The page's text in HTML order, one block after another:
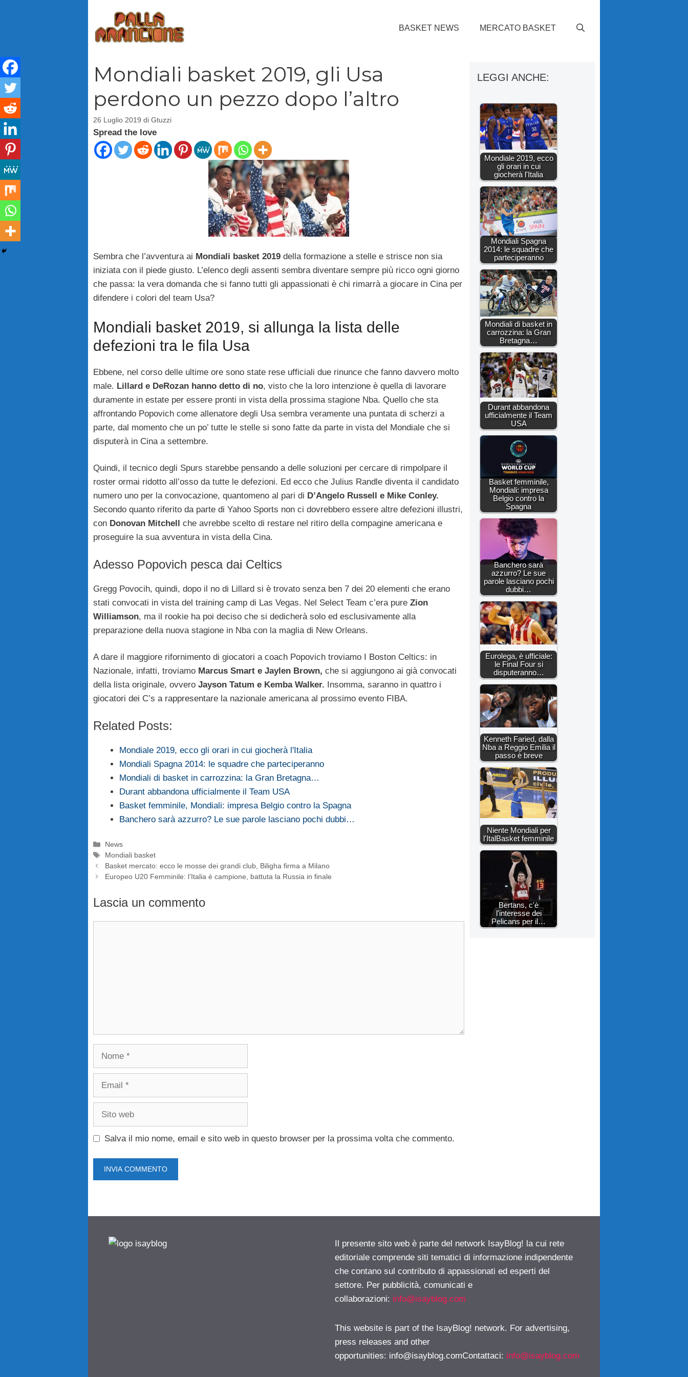
BASKET NEWS MERCATO BASKET
Mondiali basket 2019, gli Usa
perdono un pezzo dopo l’altro
26 Luglio 2019 di Gtuzzi
Spread the love
Sembra che l’avventura ai Mondiali basket 2019 della formazione a stelle e strisce non sia
iniziata con il piede giusto. L’elenco degli assenti sembra diventare sempre più ricco ogni giorno
che passa: la vera domanda che si fanno tutti gli appassionati è chi rimarrà a giocare in Cina per
difendere i colori del team Usa?
Mondiali basket 2019, si allunga la lista delle
defezioni tra le fila Usa
Ebbene, nel corso delle ultime ore sono state rese ufficiali due rinunce che fanno davvero molto
male. Lillard e DeRozan hanno detto di no, visto che la loro intenzione è quella di lavorare
duramente in estate per essere pronti in vista della prossima stagione Nba. Quello che sta
affrontando Popovich come allenatore degli Usa sembra veramente una puntata di scherzi a
parte, dal momento che un po’ tutte le stelle si sono fatte da parte in vista del Mondiale che si
disputerà in Cina a settembre.
Quindi, il tecnico degli Spurs starebbe pensando a delle soluzioni per cercare di rimpolpare il
roster ormai ridotto all’osso da tutte le defezioni. Ed ecco che Julius Randle diventa il candidato
numero uno per la convocazione, quantomeno al pari di D’Angelo Russell e Mike Conley.
Secondo quanto riferito da parte di Yahoo Sports non ci dovrebbero essere altre defezioni illustri,
con Donovan Mitchell
che avrebbe scelto di restare nel ritiro della compagine americana e
proseguire la sua avventura in vista della Cina.
Adesso Popovich pesca dai Celtics
Gregg Povocih, quindi, dopo il no di Lillard si è trovato senza ben 7 dei 20 elementi che erano
stati convocati in vista del training camp di Las Vegas. Nel Select Team c’era pure Zion
Williamson, ma il rookie ha poi deciso che si dedicherà solo ed esclusivamente alla
preparazione della nuova stagione in Nba con la maglia di New Orleans.
A dare il maggiore rifornimento di giocatori a coach Popovich troviamo I Boston Celtics: in
Nazionale, infatti, troviamo Marcus Smart e Jaylen Brown, che si aggiungono ai già convocati
della lista originale, ovvero Jayson Tatum e Kemba Walker. Insomma, saranno in quattro i
giocatori dei C’s a rappresentare la nazionale americana al prossimo evento FIBA.
Related Posts:
Mondiale 2019, ecco gli orari in cui giocherà l'Italia
Mondiali Spagna 2014: le squadre che parteciperanno
Mondiali di basket in carrozzina: la Gran Bretagna…
Durant abbandona ufficialmente il Team USA
Basket femminile, Mondiali: impresa Belgio contro la Spagna
Banchero sarà azzurro? Le sue parole lasciano pochi dubbi…
Categorie
News
Tag
Mondiali basket
Basket mercato: ecco le mosse dei grandi club, Biligha firma a Milano
Europeo U20 Femminile: l’Italia è campione, battuta la Russia in finale
Lascia un commento
Nome
Email
Sito
Salva il mio nome, email e sito web in questo browser per la prossima volta che commento.
LEGGI ANCHE:
Mondiale 2019, ecco
gli orari in cui
giocherà l'Italia
Mondiali Spagna
2014: le squadre che
parteciperanno
Mondiali di basket in
carrozzina: la Gran
Bretagna…
Durant abbandona
ufficialmente il Team
USA
Basket femminile,
Mondiali: impresa
Belgio contro la
Spagna
Banchero sarà
azzurro? Le sue
parole lasciano pochi
dubbi…
Eurolega, è ufficiale:
le Final Four si
disputeranno…
Kenneth Faried, dalla
Nba a Reggio Emilia il
passo è breve
Niente Mondiali per
l'ItalBasket femminile
Bertans, c'è
l'interesse dei
Pelicans per il…
Il presente sito web è parte del network IsayBlog! la cui rete
editoriale comprende siti tematici di informazione indipendente
che contano sul contributo di appassionati ed esperti del
settore. Per pubblicità, comunicati e
collaborazioni: info@isayblog.com
This website is part of the IsayBlog! network. For advertising,
press releases and other
opportunities: info@isayblog.comContattaci: info@isayblog.com